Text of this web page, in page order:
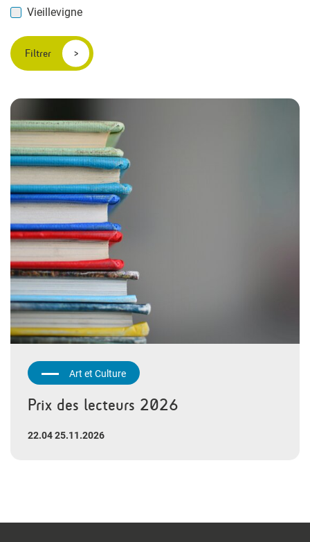
Vieillevigne
Filtrer
Art et Culture
Prix des lecteurs 2026
22.04 25.11.2026